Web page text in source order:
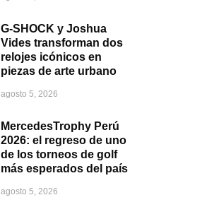
G-SHOCK y Joshua
Vides transforman dos
relojes icónicos en
piezas de arte urbano
agosto 5, 2026
MercedesTrophy Perú
2026: el regreso de uno
de los torneos de golf
más esperados del país
agosto 5, 2026